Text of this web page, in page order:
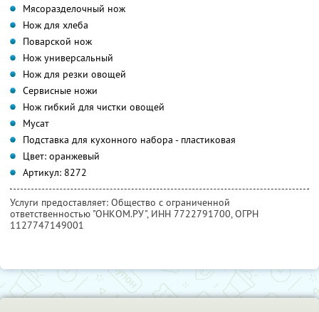
Мясоразделочный нож
Нож для хлеба
Поварской нож
Нож универсальный
Нож для резки овощей
Сервисные ножи
Нож гибкий для чистки овощей
Мусат
Подставка для кухонного набора - пластиковая
Цвет: оранжевый
Артикул: 8272
Услуги предоставляет: Общество с ограниченной
ответственностью "ОНКОМ.РУ", ИНН 7722791700, ОГРН
1127747149001